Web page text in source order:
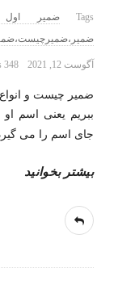
Tags ضمیر
آگوست 12, 2021 348 Views
ضمیر چیست و
ببریم یعنی اسم
جای اسم را می
بیشتر بخوانید